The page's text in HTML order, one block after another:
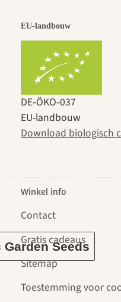
de
Garden Seeds
EU-landbouw
DE‑ÖKO‑037
EU-landbouw
Download biologisch
Winkel info
Contact
Gratis cadeaus
Sitemap
Toestemming voor